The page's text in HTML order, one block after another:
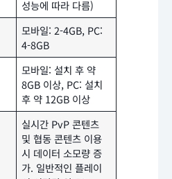
성능에 따라 다름)
모바일: 2-4GB, PC:
4-8GB
모바일: 설치 후 약
8GB 이상, PC: 설치
후 약 12GB 이상
실시간 PvP 콘텐츠
및 협동 콘텐츠 이용
시 데이터 소모량 증
가. 일반적인 플레이